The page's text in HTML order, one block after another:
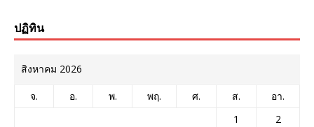
ปฏิทิน
สิงหาคม 2026
จ. อ. พ. พฤ. ศ. ส.
อา.
1
2